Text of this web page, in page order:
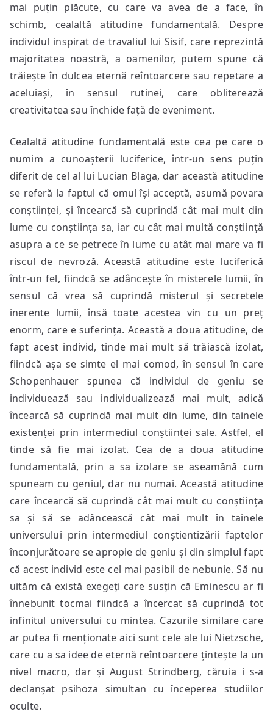
mai puțin plăcute, cu care va avea de a face, în
schimb, cealaltă atitudine fundamentală. Despre
individul inspirat de travaliul lui Sisif, care reprezintă
majoritatea noastră, a oamenilor, putem spune că
trăiește în dulcea eternă reîntoarcere sau repetare a
aceluiași, în sensul rutinei, care obliterează
creativitatea sau închide față de eveniment.
Cealaltă atitudine fundamentală este cea pe care o
numim a cunoașterii luciferice, într-un sens puțin
diferit de cel al lui Lucian Blaga, dar această atitudine
se referă la faptul că omul își acceptă, asumă povara
conștiinței, și încearcă să cuprindă cât mai mult din
lume cu conștiința sa, iar cu cât mai multă conștiință
asupra a ce se petrece în lume cu atât mai mare va fi
riscul de nevroză. Această atitudine este luciferică
într-un fel, fiindcă se adâncește în misterele lumii, în
sensul că vrea să cuprindă misterul și secretele
inerente lumii, însă toate acestea vin cu un preț
enorm, care e suferința. Această a doua atitudine, de
fapt acest individ, tinde mai mult să trăiască izolat,
fiindcă așa se simte el mai comod, în sensul în care
Schopenhauer spunea că individul de geniu se
individuează sau individualizează mai mult, adică
încearcă să cuprindă mai mult din lume, din tainele
existenței prin intermediul conștiinței sale. Astfel, el
tinde să fie mai izolat. Cea de a doua atitudine
fundamentală, prin a sa izolare se aseamănă cum
spuneam cu geniul, dar nu numai. Această atitudine
care încearcă să cuprindă cât mai mult cu conștiința
sa și să se adâncească cât mai mult în tainele
universului prin intermediul conștientizării faptelor
înconjurătoare se apropie de geniu și din simplul fapt
că acest individ este cel mai pasibil de nebunie. Să nu
uităm că există exegeți care susțin că Eminescu ar fi
înnebunit tocmai fiindcă a încercat să cuprindă tot
infinitul universului cu mintea. Cazurile similare care
ar putea fi menționate aici sunt cele ale lui Nietzsche,
care cu a sa idee de eternă reîntoarcere țintește la un
nivel macro, dar și August Strindberg, căruia i s-a
declanșat psihoza simultan cu începerea studiilor
oculte.